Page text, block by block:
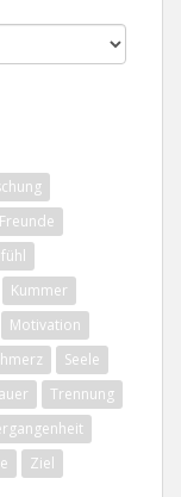
Freunde
Kummer
Motivation
Seele
Trennung
Ziel